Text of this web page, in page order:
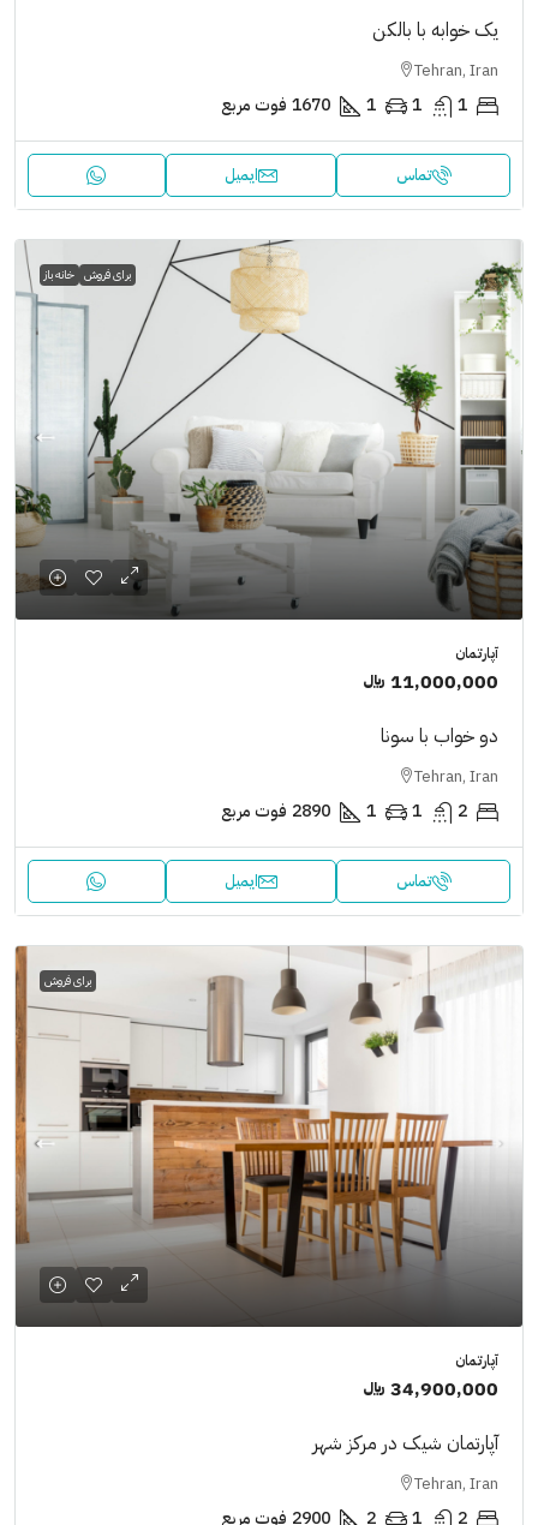
یک خوابه با بالکن
Tehran, Iran
1
1
1
1670 فوت مربع
تماس ایمیل
برای فروش خانه باز
آپارتمان
11,000,000 ﷼
دو خواب با سونا
Tehran, Iran
2
1
1
2890 فوت مربع
تماس ایمیل
برای فروش
آپارتمان
34,900,000 ﷼
آپارتمان شیک در مرکز شهر
Tehran, Iran
2
1
2
2900 فوت مربع